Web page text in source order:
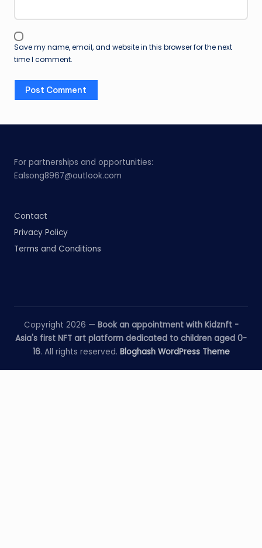
Save my name, email, and website in this browser for the next
time I comment.
For partnerships and opportunities:
Ealsong8967@outlook.com
Contact
Privacy Policy
Terms and Conditions
Copyright 2026 — Book an appointment with Kidznft -
Asia's first NFT art platform dedicated to children aged 0-
16. All rights reserved. Bloghash WordPress Theme